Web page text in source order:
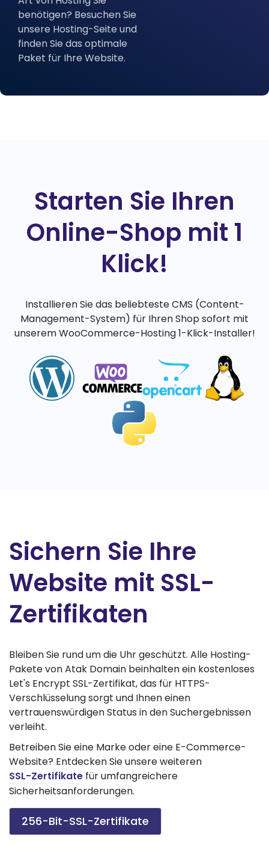
benötigen? Besuchen Sie
unsere Hosting-Seite und
finden Sie das optimale
Paket für Ihre Website.
Starten Sie Ihren
Online-Shop mit 1
Klick!
Installieren Sie das beliebteste CMS (Content-
Management-System) für Ihren Shop sofort mit
unserem WooCommerce-Hosting 1-Klick-Installer!
Sichern Sie Ihre
Website mit SSL-
Zertifikaten
Bleiben Sie rund um die Uhr geschützt. Alle Hosting-
Pakete von Atak Domain beinhalten ein kostenloses
Let's Encrypt SSL-Zertifikat, das für HTTPS-
Verschlüsselung sorgt und Ihnen einen
vertrauenswürdigen Status in den Suchergebnissen
verleiht.
Betreiben Sie eine Marke oder eine E-Commerce-
Website? Entdecken Sie unsere weiteren
SSL-Zertifikate für umfangreichere
Sicherheitsanforderungen.
256-Bit-SSL-Zertifikate